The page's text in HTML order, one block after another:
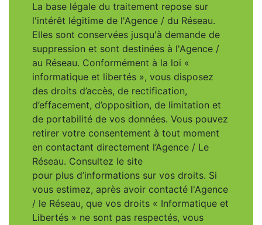
La base légale du traitement repose sur
l'intérêt légitime de l'Agence / du Réseau.
Elles sont conservées jusqu'à demande de
suppression et sont destinées à l'Agence /
au Réseau. Conformément à la loi «
informatique et libertés », vous disposez
des droits d’accès, de rectification,
d’effacement, d’opposition, de limitation et
de portabilité de vos données. Vous pouvez
retirer votre consentement à tout moment
en contactant directement l’Agence / Le
Réseau. Consultez le site
pour plus d’informations sur vos droits. Si
vous estimez, après avoir contacté l'Agence
/ le Réseau, que vos droits « Informatique et
Libertés » ne sont pas respectés, vous